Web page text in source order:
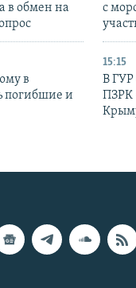
в обмен на
с
в
погибшие и
15:15
В ГУР
ПЗРК